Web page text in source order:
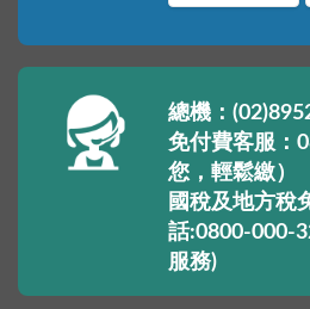
總機：
免付費客服：
您，輕鬆繳）
國稅及地方稅
話:0800-000-
服務)